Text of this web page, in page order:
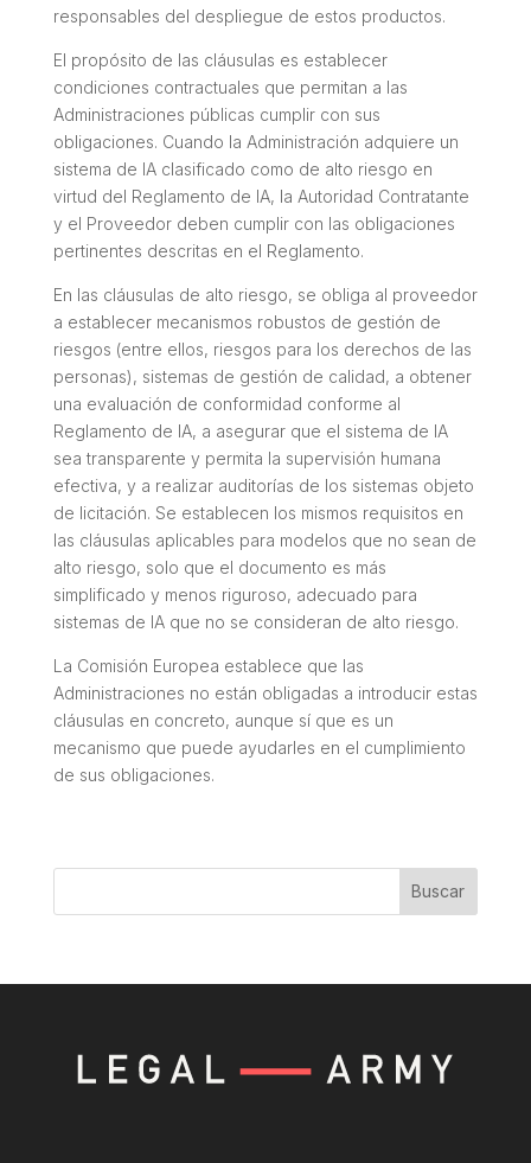
responsables del despliegue de estos productos.
El propósito de las cláusulas es establecer
condiciones contractuales que permitan a las
Administraciones públicas cumplir con sus
obligaciones. Cuando la Administración adquiere un
sistema de IA clasificado como de alto riesgo en
virtud del Reglamento de IA, la Autoridad Contratante
y el Proveedor deben cumplir con las obligaciones
pertinentes descritas en el Reglamento.
En las cláusulas de alto riesgo, se obliga al proveedor
a establecer mecanismos robustos de gestión de
riesgos (entre ellos, riesgos para los derechos de las
personas), sistemas de gestión de calidad, a obtener
una evaluación de conformidad conforme al
Reglamento de IA, a asegurar que el sistema de IA
sea transparente y permita la supervisión humana
efectiva, y a realizar auditorías de los sistemas objeto
de licitación. Se establecen los mismos requisitos en
las cláusulas aplicables para modelos que no sean de
alto riesgo, solo que el documento es más
simplificado y menos riguroso, adecuado para
sistemas de IA que no se consideran de alto riesgo.
La Comisión Europea establece que las
Administraciones no están obligadas a introducir estas
cláusulas en concreto, aunque sí que es un
mecanismo que puede ayudarles en el cumplimiento
de sus obligaciones.
Buscar